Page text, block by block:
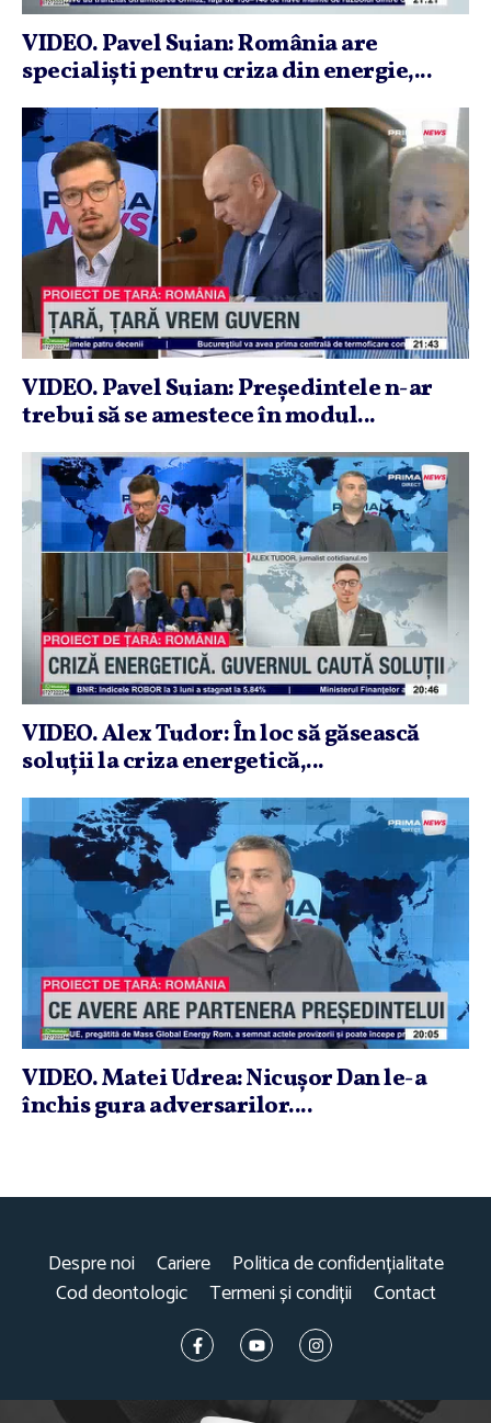
VIDEO. Pavel Suian: România are
specialişti pentru criza din energie,...
VIDEO. Pavel Suian: Preşedintele n-ar
trebui să se amestece în modul...
VIDEO. Alex Tudor: În loc să găsească
soluţii la criza energetică,...
VIDEO. Matei Udrea: Nicuşor Dan le-a
închis gura adversarilor....
Despre noi Cariere
Politica de confidențialitate
Cod deontologic
Termeni și condiții Contact